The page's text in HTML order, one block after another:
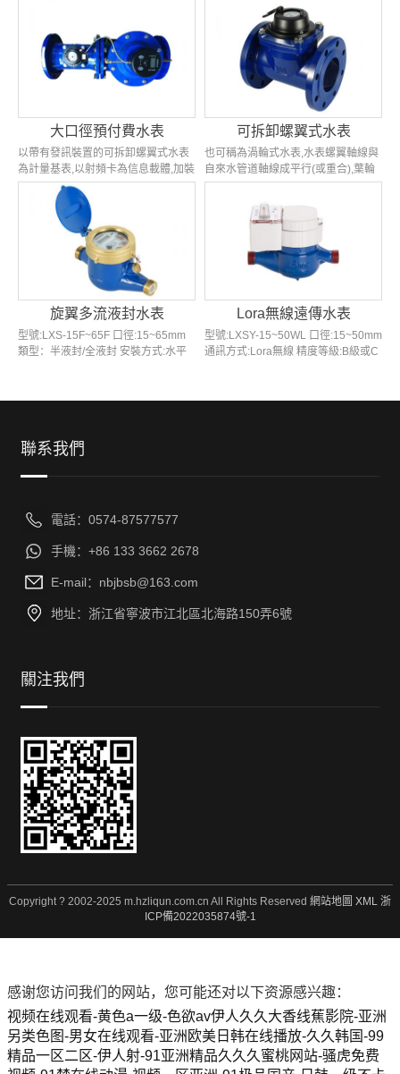
大口徑預付費水表
以帶有發訊裝置的可拆卸螺翼式水表
為計量基表,以射頻卡為信息載體,加裝
控制箱和電控閥組成的一種有結算功
能的水量計量儀表,低功耗且無需外接
可拆卸螺翼式水表
也可稱為渦輪式水表,水表螺翼軸線與
自來水管道軸線成平行(或重合),葉輪
采用螺翼形狀,可拆卸結構,無需把表殼
從管道上拆下,就能輕松的更換維修...
旋翼多流液封水表
型號:LXS-15F~65F 口徑:15~65mm
類型：半液封/全液封 安裝方式:水平
絡...
Lora無線遠傳水表
型號:LXSY-15~50WL 口徑:15~50mm
通訊方式:Lora無線 精度等級:B級或C
聯系我們
電話：0574-87577577
手機：+86 133 3662 2678
E-mail：nbjbsb@163.com
地址：浙江省寧波市江北區北海路150弄6號
關注我們
Copyright ? 2002-2025 m.hzliqun.com.cn All Rights Reserved 網站地圖 XML 浙
ICP備2022035874號-1
感谢您访问我们的网站，您可能还对以下资源感兴趣：
视频在线观看-黄色a一级-色欲av伊人久久大香线蕉影院-亚洲
另类色图-男女在线观看-亚洲欧美日韩在线播放-久久韩国-99
精品一区二区-伊人射-91亚洲精品久久久蜜桃网站-骚虎免费